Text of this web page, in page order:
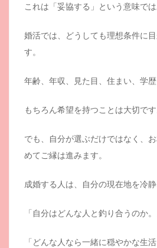
これは「妥協する」という意味では
婚活では、どうしても理想条件に
す。
年齢、年収、見た目、住まい、学歴
もちろん希望を持つことは大切です
でも、自分が選ぶだけではなく、
めてご縁は進みます。
成婚する人は、自分の現在地を冷静
「自分はどんな人と釣り合うのか。
「どんな人なら一緒に穏やかな生